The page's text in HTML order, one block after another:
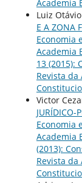
Academia
Luiz
E A ZONA
Economia
Academia
13 (2015):
Revista
Victor
JURÍDICO-
Economia
Academia
(2013):
Revista